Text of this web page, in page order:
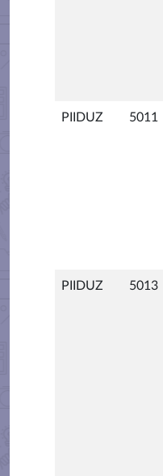
PIIDUZ 5011
PIIDUZ 5013